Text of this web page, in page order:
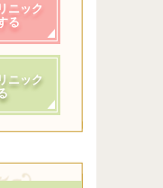
ニック
る
ニック